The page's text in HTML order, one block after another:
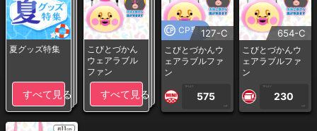
夏グッズ特集
すべて見る
こびとづかん
ウェアラブル
ファン
すべて見る
CP専用127-C
こびとづかんウ
ェアラブルファ
ン
1PLAY
575
CP
654-C
こびとづかんウ
ェアラブルファ
ン
1PLAY
230
CP